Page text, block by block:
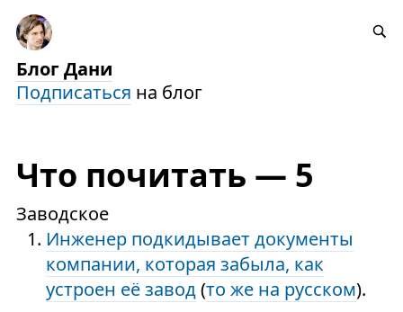
Блог Дани
Подписаться на блог
Что почитать — 5
Заводское
Инженер подкидывает документы
компании, которая забыла, как
устроен её завод(то же на русском).